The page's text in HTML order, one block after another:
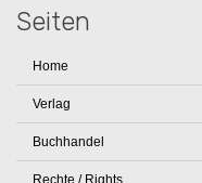
Seiten
Home
Verlag
Buchhandel
Rechte / Rights